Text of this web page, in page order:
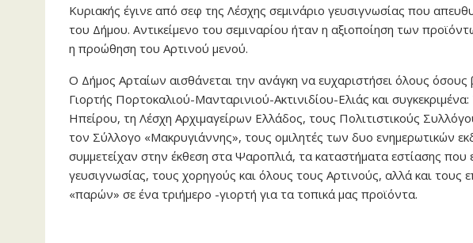
Κυριακής έγινε από σεφ της Λέσχης σεμινάριο γευσιγνωσίας που
του Δήμου. Αντικείμενο του σεμιναρίου ήταν η αξιοποίηση των
η προώθηση του Αρτινού μενού.
Ο Δήμος Αρταίων αισθάνεται την ανάγκη να ευχαριστήσει όλους
Γιορτής Πορτοκαλιού-Μανταρινιού-Ακτινιδίου-Ελιάς και
Ηπείρου, τη Λέσχη Αρχιμαγείρων Ελλάδος, τους Πολιτιστικούς
τον Σύλλογο «Μακρυγιάννης», τους ομιλητές των δυο ενημερωτικών
συμμετείχαν στην έκθεση στα Ψαροπλιά, τα καταστήματα εστίασης που
γευσιγνωσίας, τους χορηγούς και όλους τους Αρτινούς, αλλά και τους
«παρών» σε ένα τριήμερο -γιορτή για τα τοπικά μας προϊόντα.